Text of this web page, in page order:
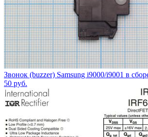
Звонок (buzzer) Samsung i9000/i9001 в
50 руб.